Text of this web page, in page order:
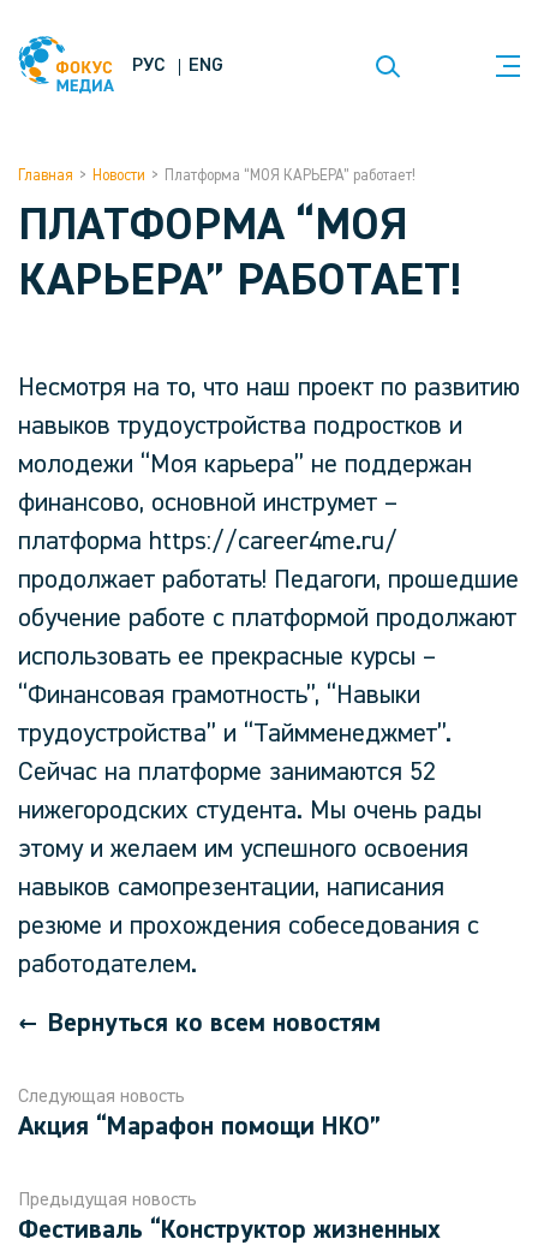
РУС ENG
Главная > Новости > Платформа “МОЯ КАРЬЕРА” работает!
ПЛАТФОРМА “МОЯ
КАРЬЕРА” РАБОТАЕТ!
Несмотря на то, что наш проект по развитию
навыков трудоустройства подростков и
молодежи “Моя карьера” не поддержан
финансово, основной инструмет –
платформа https://career4me.ru/
продолжает работать! Педагоги, прошедшие
обучение работе с платформой продолжают
использовать ее прекрасные курсы –
“Финансовая грамотность”, “Навыки
трудоустройства” и “Таймменеджмет”.
Сейчас на платформе занимаются 52
нижегородских студента. Мы очень рады
этому и желаем им успешного освоения
навыков самопрезентации, написания
резюме и прохождения собеседования с
работодателем.
Вернуться ко всем новостям
Следующая новость
Акция “Марафон помощи НКО”
Предыдущая новость
Фестиваль “Конструктор жизненных